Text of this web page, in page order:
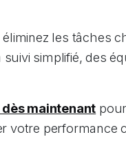
les tâches
simplifié, des
maintenant
votre performance